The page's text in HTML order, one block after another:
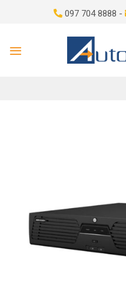
097 704 8888 -